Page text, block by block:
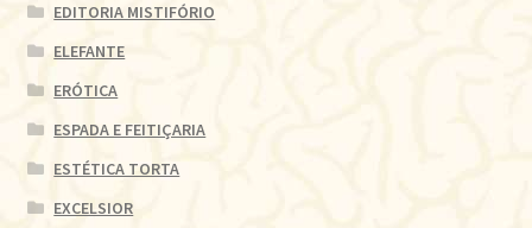
EDITORIA MISTIFÓRIO
ELEFANTE
ERÓTICA
ESPADA E FEITIÇARIA
ESTÉTICA TORTA
EXCELSIOR